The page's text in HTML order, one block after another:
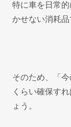
特に車を日常
かせない消耗品
そのため、「
くらい確保す
ょう。